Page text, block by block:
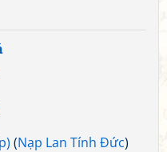
(Nạp Lan Tính Đức)